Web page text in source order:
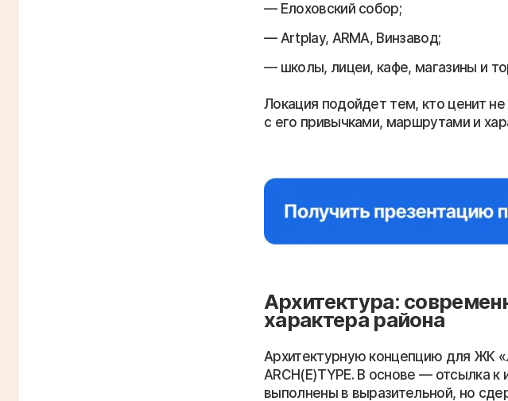
Елоховский собор;
Artplay, ARMA, Винзавод;
школы, лицеи, кафе, магазины и
Локация подойдет тем, кто ценит
с его привычками, маршрутами и
Архитектура:
характера района
Архитектурную концепцию для ЖК
ARCH(E)TYPE. В основе — отсылка
выполнены в выразительной, но